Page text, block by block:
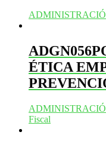
ÉTICA
Fiscal